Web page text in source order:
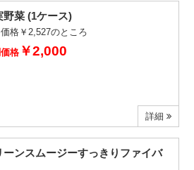
野菜 (1ケース)
格￥2,527のところ
格 ￥2,000
詳細
ーンスムージーすっきりファイバ